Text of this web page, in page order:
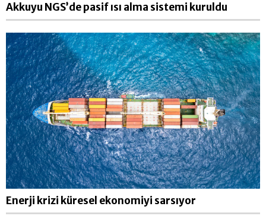
Akkuyu NGS’de pasif ısı alma sistemi kuruldu
Enerji krizi küresel ekonomiyi sarsıyor